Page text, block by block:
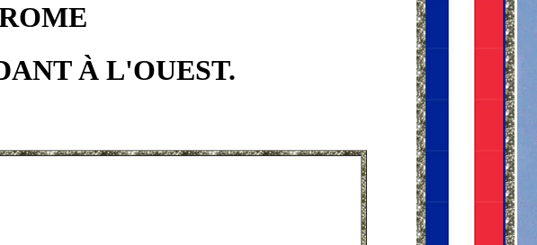
À L'OUEST.